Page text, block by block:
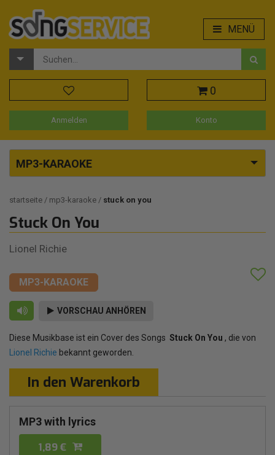
MENÜ
0
Anmelden Konto
MP3-KARAOKE
startseite mp3-karaoke stuck on you
Stuck On You
Lionel Richie
MP3-KARAOKE
VORSCHAU ANHÖREN
Diese Musikbase ist ein Cover des Songs Stuck On You , die von
Lionel Richie bekannt geworden.
In den Warenkorb
MP3 with lyrics
1,89 €